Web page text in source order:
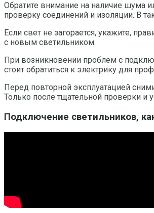
Обратите внимание на наличие шума
проверку соединений и изоляции. В
Если свет не загорается, укажите,
с новым светильником.
При возникновении проблем с
стоит обратиться к электрику для
Перед повторной эксплуатацией
Только после тщательной проверки и
Подключение светильников,